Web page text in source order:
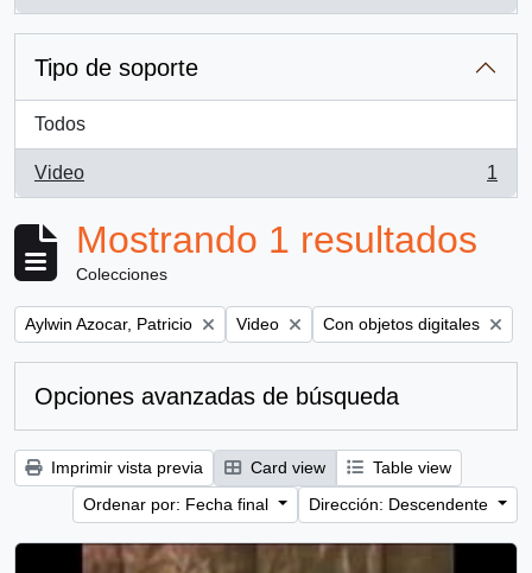
Tipo de soporte
Todos
Video
, 1 resultados
1
Mostrando 1 resultados
Colecciones
Remove filter:
Aylwin Azocar, Patricio Remove filter:
Video Remove filter:
Con objetos digitales
Opciones avanzadas de búsqueda
Imprimir vista previa Card view
Table view
Ordenar por: Fecha final
Dirección: Descendente